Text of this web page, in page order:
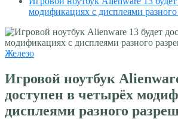
модификациях с дисплеями
Железо
Игровой ноутбук
доступен в четырёх
дисплеями разного